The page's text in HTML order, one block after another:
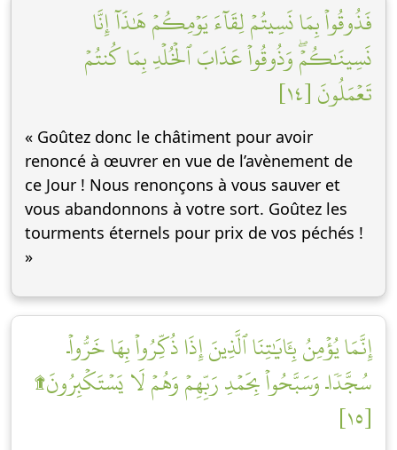
فَذُوقُواْ بِمَا نَسِيتُمۡ لِقَآءَ يَوۡمِكُمۡ هَٰذَآ إِنَّا
نَسِينَٰكُمۡۖ وَذُوقُواْ عَذَابَ ٱلۡخُلۡدِ بِمَا كُنتُمۡ
تَعۡمَلُونَ [١٤]
« Goûtez donc le châtiment pour avoir
renoncé à œuvrer en vue de l’avènement de
ce Jour ! Nous renonçons à vous sauver et
vous abandonnons à votre sort. Goûtez les
tourments éternels pour prix de vos péchés !
»
إِنَّمَا يُؤۡمِنُ بِـَٔايَٰتِنَا ٱلَّذِينَ إِذَا ذُكِّرُواْ بِهَا خَرُّواْۤ
سُجَّدٗاۤ وَسَبَّحُواْ بِحَمۡدِ رَبِّهِمۡ وَهُمۡ لَا يَسۡتَكۡبِرُونَ۩
[١٥]